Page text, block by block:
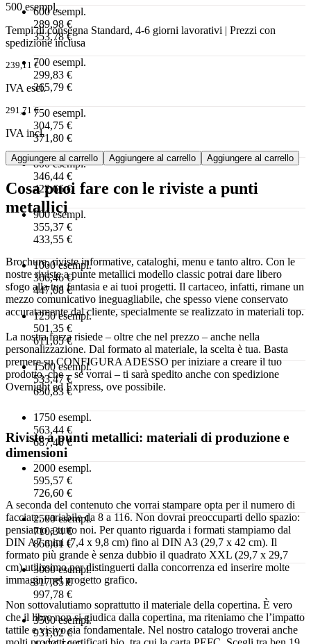
600 esempl.
289,98 €
353,78 €
700 esempl.
299,83 €
365,79 €
750 esempl.
304,75 €
371,80 €
800 esempl.
346,44 €
422,66 €
900 esempl.
355,37 €
433,55 €
1000 esempl.
366,46 €
447,08 €
1250 esempl.
501,35 €
611,65 €
1500 esempl.
533,47 €
650,83 €
1750 esempl.
563,44 €
687,40 €
2000 esempl.
595,57 €
726,60 €
2500 esempl.
710,34 €
866,61 €
3000 esempl.
817,85 €
997,78 €
3500 esempl.
931,62 €
500 esempl.
Tempi di consegna Standard, 4-6 giorni lavorativi | Prezzi con
spedizione inclusa
239,11 €
IVA escl.
291,71 €
IVA incl.
Aggiungere al carrello Aggiungere al carrello Aggiungere al carrello
Cosa puoi fare con le riviste a punti
metallici
Brochure, riviste informative, cataloghi, menu e tanto altro. Con le
nostre riviste a punte metallici modello classic potrai dare libero
sfogo alla tua fantasia e ai tuoi progetti. Il cartaceo, infatti, rimane un
mezzo comunicativo ineguagliabile, che spesso viene conservato
accuratamente dal cliente, specialmente se realizzato in materiali top.
La nostra forza risiede – oltre che nel prezzo – anche nella
personalizzazione. Dal formato al materiale, la scelta è tua. Basta
premere su CONFIGURA ADESSO per iniziare a creare il tuo
prodotto, che – se vorrai – ti sarà spedito anche con spedizione
Overnight ed Express, ove possibile.
Riviste a punti metallici: materiali di produzione e
dimensioni
A seconda del contenuto che vorrai stampare opta per il numero di
facciate, variabile da 8 a 116. Non dovrai preoccuparti dello spazio:
pensiamo a tutto noi. Per quanto riguarda i formati stampiamo dal
DIN A7 mini (7,4 x 9,8 cm) fino al DIN A3 (29,7 x 42 cm). Il
formato più grande è senza dubbio il quadrato XXL (29,7 x 29,7
cm) utilissimo per distinguerti dalla concorrenza ed inserire molte
immagini nel progetto grafico.
Non sottovalutiamo soprattutto il materiale della copertina. È vero
che il libro non si giudica dalla copertina, ma riteniamo che l’impatto
tattile e visivo sia fondamentale. Nel nostro catalogo troverai anche